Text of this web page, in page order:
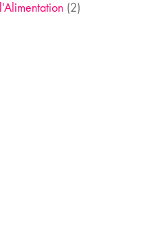
(2)